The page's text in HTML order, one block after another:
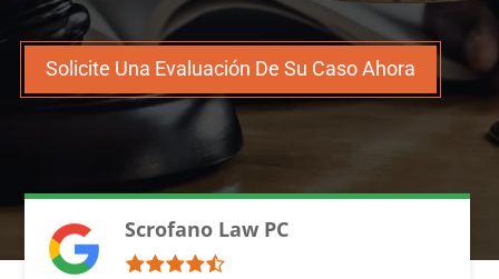
Solicite Una Evaluación De Su Caso Ahora
Scrofano Law PC